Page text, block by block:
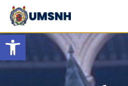
Open toolbar
Skip
content